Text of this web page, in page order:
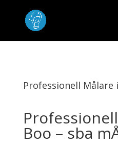
Professionell Målare
Boo – sba